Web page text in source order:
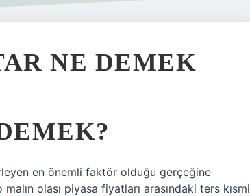
NE DEMEK
en önemli faktör olduğu gerçeğine
olası piyasa fiyatları arasındaki ters kısmi